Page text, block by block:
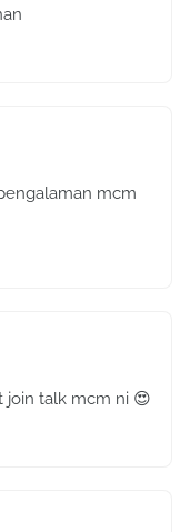
mcm
join talk mcm ni 😍